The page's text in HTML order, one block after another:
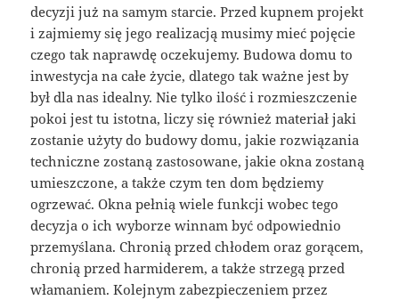
decyzji już na samym starcie. Przed kupnem projekt
i zajmiemy się jego realizacją musimy mieć pojęcie
czego tak naprawdę oczekujemy. Budowa domu to
inwestycja na całe życie, dlatego tak ważne jest by
był dla nas idealny. Nie tylko ilość i rozmieszczenie
pokoi jest tu istotna, liczy się również materiał jaki
zostanie użyty do budowy domu, jakie rozwiązania
techniczne zostaną zastosowane, jakie okna zostaną
umieszczone, a także czym ten dom będziemy
ogrzewać. Okna pełnią wiele funkcji wobec tego
decyzja o ich wyborze winnam być odpowiednio
przemyślana. Chronią przed chłodem oraz gorącem,
chronią przed harmiderem, a także strzegą przed
włamaniem. Kolejnym zabezpieczeniem przez